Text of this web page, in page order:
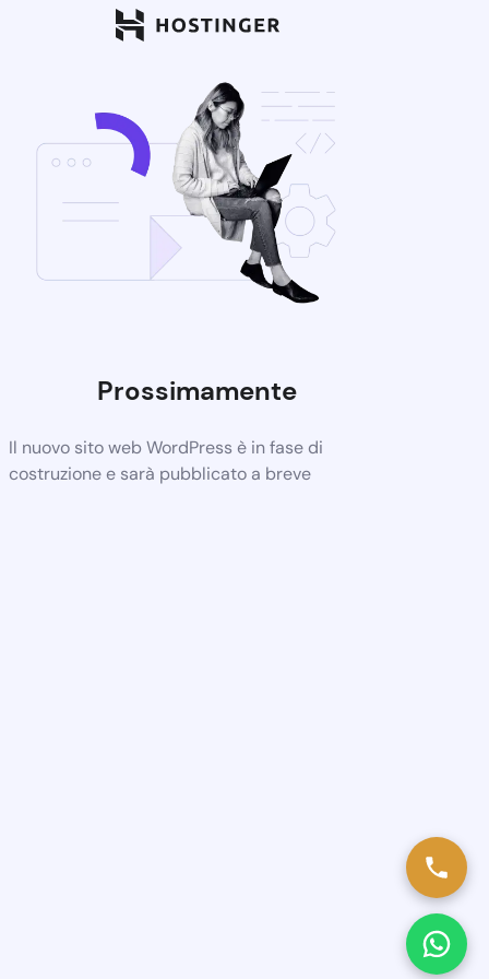
Prossimamente
Il nuovo sito web WordPress è in fase di
costruzione e sarà pubblicato a breve